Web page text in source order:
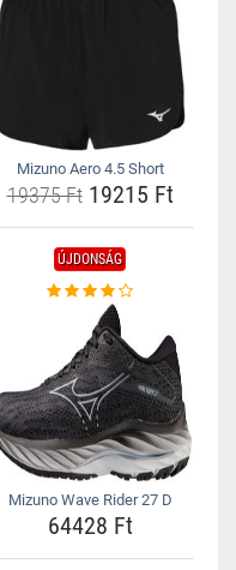
Mizuno Aero 4.5 Short
19375 Ft19215 Ft
ÚJDONSÁG
Mizuno Wave Rider 27 D
64428 Ft